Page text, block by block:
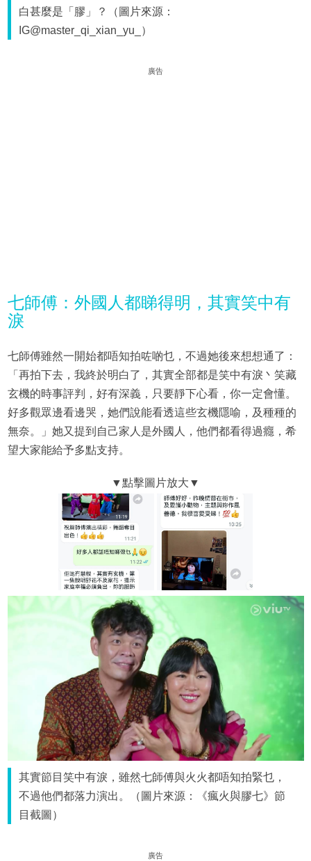
白甚麼是「膠」？（圖片來源：
IG@master_qi_xian_yu_）
廣告
七師傅：外國人都睇得明，其實笑中有
淚
七師傅雖然一開始都唔知拍咗啲乜，不過她後來想想通了：
「再拍下去，我終於明白了，其實全部都是笑中有淚丶笑藏
玄機的時事評判，好有深義，只要靜下心看，你一定會懂。
好多觀眾邊看邊哭，她們說能看透這些玄機隱喻，及種種的
無奈。」她又提到自己家人是外國人，他們都看得過癮，希
望大家能給予多點支持。
其實節目笑中有淚，雖然七師傅與火火都唔知拍緊乜，
不過他們都落力演出。（圖片來源：《瘋火與膠七》節
目截圖）
廣告